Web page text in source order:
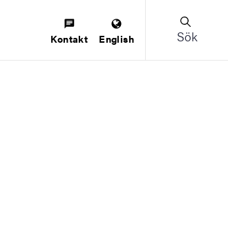
Kontakt English Sök